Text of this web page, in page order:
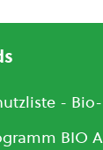
-
BIO